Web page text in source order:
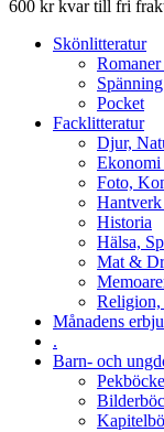
600 kr kvar till fri
Skönlitteratur
Pocket
Facklitteratur
Djur,
Ekonomi
Foto,
Historia
Hälsa,
Mat &
Månadens
.
Barn- och